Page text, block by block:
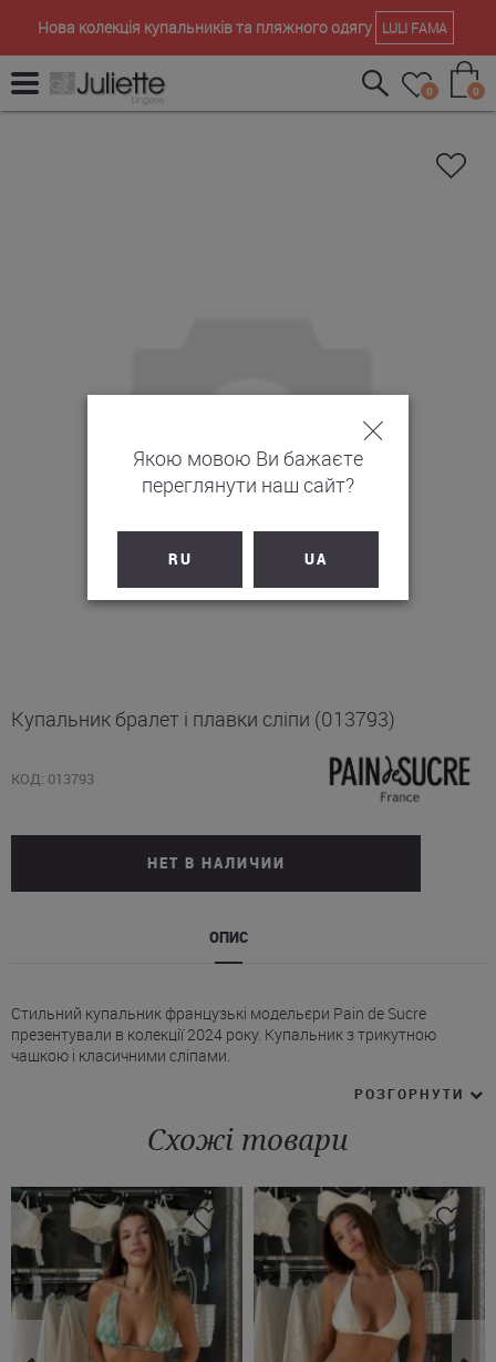
Нова колекція купальників та пляжного одягу LULI FAMA
0 0
Купальник бралет і плавки сліпи (013793)
КОД: 013793
НЕТ В НАЛИЧИИ
ОПИС
Стильний купальник французькі модельєри Pain de Sucre
презентували в колекції 2024 року. Купальник з трикутною
чашкою і класичними сліпами.
* Широкі бретелі незнімні, широка резинка під грудьми.
* Ліф і бретелі по краях декоровані золотистою окантовкою з
люрексу.
* Ззаду застібка-пряжка золотистого кольору.
* Плавки мають закриту форму (сліпи), по лінії талії і стегон
декоровані люрексною золотистою окантовкою.
Щоб виглядати стримано і при цьому ефектно, оберіть темно-
синій купальник Pain de Sucre! Вам сподобається трикутний крій і
широка стрічка під грудьми, що забезпечує відмінну підтримку.
Купити роздільний купальник Пейн де Сюкр Ви можете з
доставкою у Житомир або Дніпро, будь-яке інше місто України.
РОЗГОРНУТИ
Схожі товари
Якою мовою Ви бажаєте
переглянути наш сайт?
RU UA